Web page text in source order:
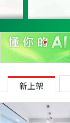
新上架